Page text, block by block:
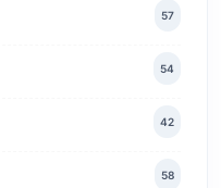
57
54
42
58